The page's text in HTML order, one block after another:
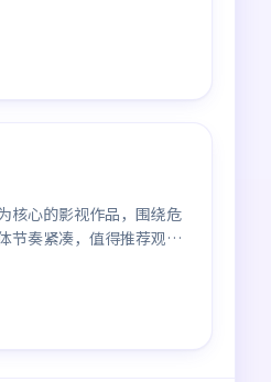
核心的影视作品，围绕危
节奏紧凑，值得推荐观